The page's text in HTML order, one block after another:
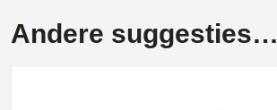
Andere suggesties…